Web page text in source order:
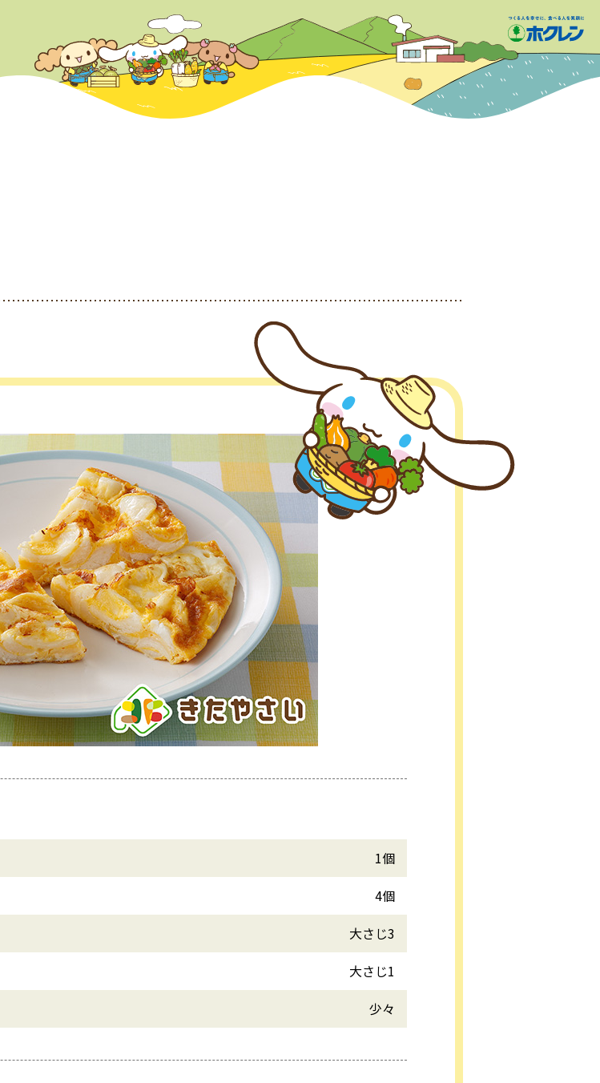
1個
4個
大さじ3
大さじ1
少々